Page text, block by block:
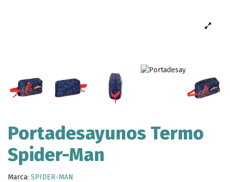
Portadesayunos Termo
Spider-Man
Marca: SPIDER-MAN